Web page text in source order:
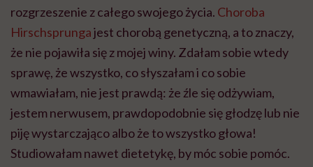
rozgrzeszenie z całego swojego życia. Choroba
Hirschsprungajest chorobą genetyczną, a to znaczy,
że nie pojawiła się z mojej winy. Zdałam sobie wtedy
sprawę, że wszystko, co słyszałam i co sobie
wmawiałam, nie jest prawdą: że źle się odżywiam,
jestem nerwusem, prawdopodobnie się głodzę lub nie
piję wystarczająco albo że to wszystko głowa!
Studiowałam nawet dietetykę, by móc sobie pomóc.